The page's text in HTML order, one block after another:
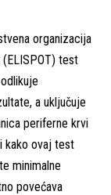
organizacija
test
a uključuje
periferne krvi
kako ovaj test
minimalne
povećava